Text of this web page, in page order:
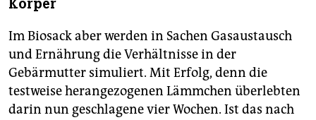
Körper
Im Biosack aber werden in Sachen Gasaustausch
und Ernährung die Verhältnisse in der
Gebärmutter simuliert. Mit Erfolg, denn die
testweise herangezogenen Lämmchen überlebten
darin nun geschlagene vier Wochen. Ist das nach